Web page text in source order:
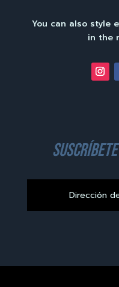
You can also style
in the